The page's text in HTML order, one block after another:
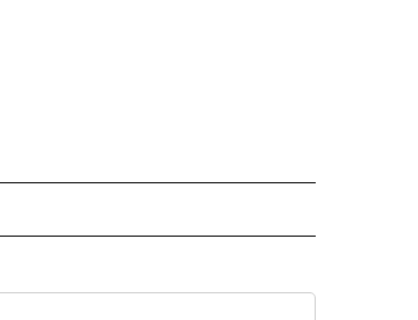
ABOUT NEW PAGES ON "NOTICIAS".